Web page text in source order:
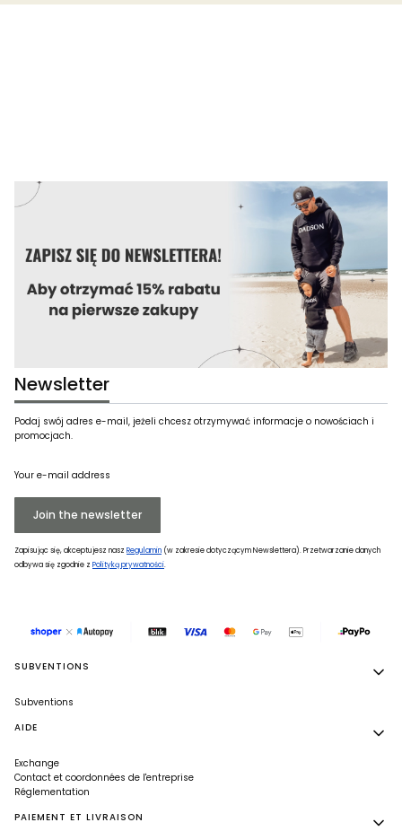
Newsletter
Podaj swój adres e-mail, jeżeli chcesz otrzymywać informacje o nowościach i
promocjach.
Your e-mail address
Join the newsletter
Zapisując się, akceptujesz nasz Regulamin (w zakresie dotyczącym Newslettera). Przetwarzanie danych
odbywa się zgodnie z Polityką prywatności.
Footer menu
SUBVENTIONS
Subventions
AIDE
Exchange
Contact et coordonnées de l'entreprise
Réglementation
PAIEMENT ET LIVRAISON